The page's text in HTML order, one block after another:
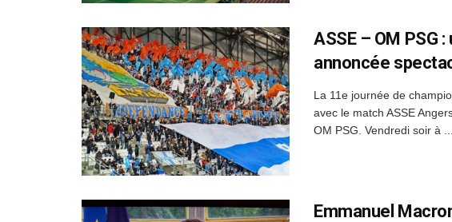
ASSE – OM PSG
annoncée
La 11e journée de
avec le match ASSE
OM PSG. Vendredi soir à ...
Emmanuel